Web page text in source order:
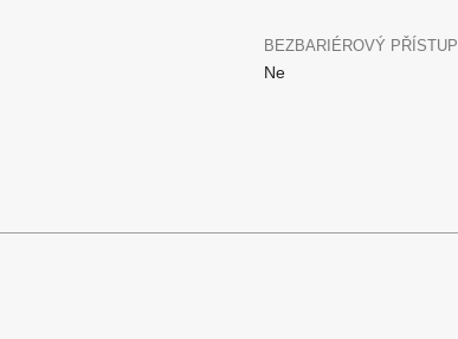
BEZBARIÉROVÝ PŘÍSTUP
Ne